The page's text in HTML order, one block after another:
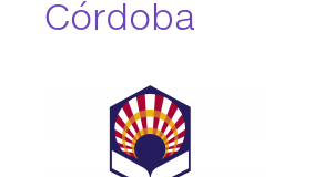
Córdoba